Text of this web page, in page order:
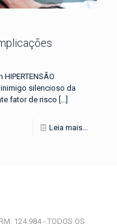
inimigo silencioso da
fator de risco […]
Leia mais...
124.984 - TODOS OS